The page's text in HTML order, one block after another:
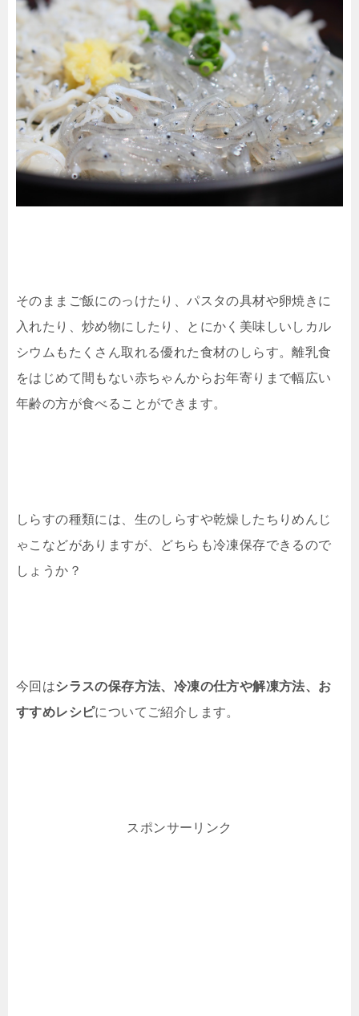
そのままご飯にのっけたり、パスタの具材や卵焼きに
入れたり、炒め物にしたり、とにかく美味しいしカル
シウムもたくさん取れる優れた食材のしらす。離乳食
をはじめて間もない赤ちゃんからお年寄りまで幅広い
年齢の方が食べることができます。
しらすの種類には、生のしらすや乾燥したちりめんじ
ゃこなどがありますが、どちらも冷凍保存できるので
しょうか？
今回はシラスの保存方法、冷凍の仕方や解凍方法、お
すすめレシピについてご紹介します。
スポンサーリンク